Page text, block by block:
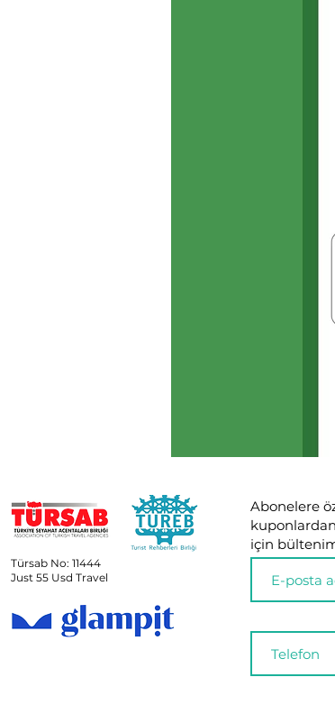
Türsab No: 11444
Just 55 Usd Travel
Abonelere
için